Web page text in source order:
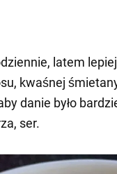
latem
kwaśnej
danie było
ser.